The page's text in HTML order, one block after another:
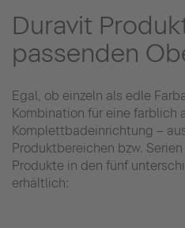
Duravit
passenden
Egal, ob einzeln als edle
Kombination für eine farblich
Komplettbadeinrichtung –
Produktbereichen bzw.
Produkte in den fünf
erhältlich: